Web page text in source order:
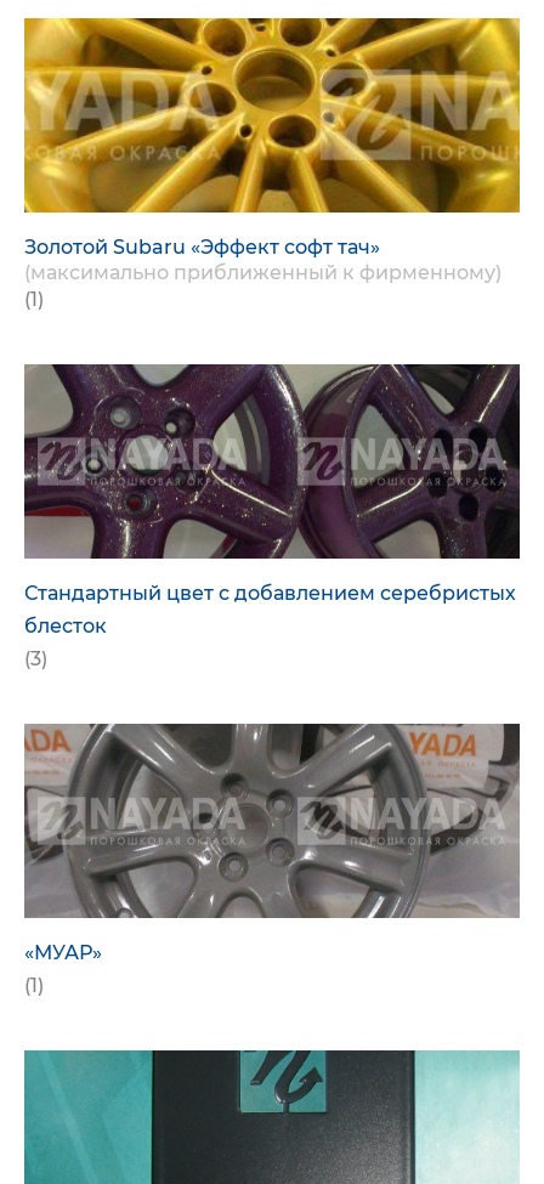
Золотой Subaru «Эффект софт тач»
(максимально приближенный к фирменному)
(1)
Стандартный цвет с добавлением серебристых
блесток
(3)
«МУАР»
(1)